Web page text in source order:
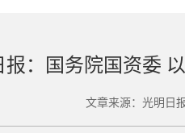
报：国务院国资委
文章来源：光明